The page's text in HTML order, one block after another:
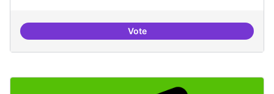
VoteDefinició del currículum del